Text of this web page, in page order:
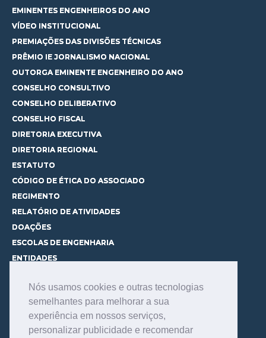
Nós usamos cookies e outras tecnologias
semelhantes para melhorar a sua
experiência em nossos serviços,
personalizar publicidade e recomendar
EMINENTES ENGENHEIROS DO ANO
VÍDEO INSTITUCIONAL
PREMIAÇÕES DAS DIVISÕES TÉCNICAS
PRÊMIO IE JORNALISMO NACIONAL
OUTORGA EMINENTE ENGENHEIRO DO ANO
CONSELHO CONSULTIVO
CONSELHO DELIBERATIVO
CONSELHO FISCAL
DIRETORIA EXECUTIVA
DIRETORIA REGIONAL
ESTATUTO
CÓDIGO DE ÉTICA DO ASSOCIADO
REGIMENTO
RELATÓRIO DE ATIVIDADES
DOAÇÕES
ESCOLAS DE ENGENHARIA
ENTIDADES
CURSOS
CONHEÇA OS CURSOS
CENTRAL DE MENTORIA
CONTATO